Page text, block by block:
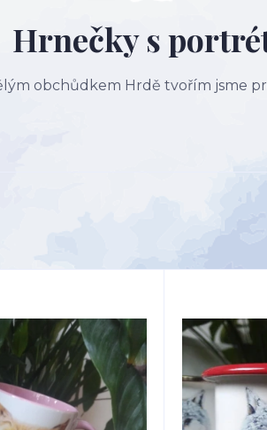
Hrnečky s
obchůdkem Hrdě tvořím jsme